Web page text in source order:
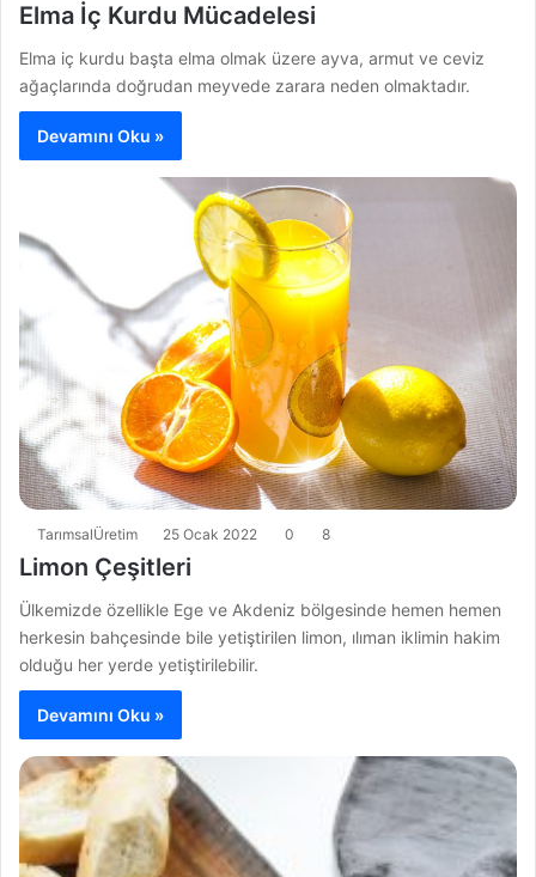
Elma İç Kurdu Mücadelesi
Elma iç kurdu başta elma olmak üzere ayva, armut ve ceviz
ağaçlarında doğrudan meyvede zarara neden olmaktadır.
Devamını Oku »
TarımsalÜretim 25 Ocak 2022 0 8
Limon Çeşitleri
Ülkemizde özellikle Ege ve Akdeniz bölgesinde hemen hemen
herkesin bahçesinde bile yetiştirilen limon, ılıman iklimin hakim
olduğu her yerde yetiştirilebilir.
Devamını Oku »